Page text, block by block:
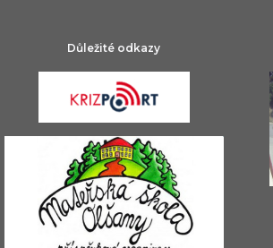
Důležité odkazy